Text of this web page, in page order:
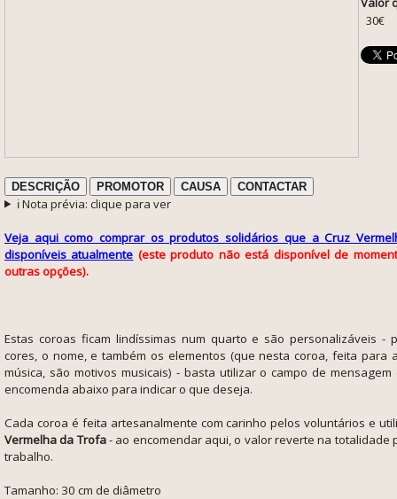
30€
DESCRIÇÃO PROMOTOR CAUSA CONTACTAR
ℹ️ Nota prévia: clique para ver
Veja aqui como comprar os produtos solidários que a Cruz
disponíveis atualmente (este produto não está disponível de
outras opções).
Estas coroas ficam lindíssimas num quarto e são personalizáveis -
cores, o nome, e também os elementos (que nesta coroa, feita para
música, são motivos musicais) - basta utilizar o campo de
encomenda abaixo para indicar o que deseja.
Cada coroa é feita artesanalmente com carinho pelos voluntários e
Vermelha da Trofa- ao encomendar aqui, o valor reverte na totalidade
trabalho.
Tamanho: 30 cm de diâmetro